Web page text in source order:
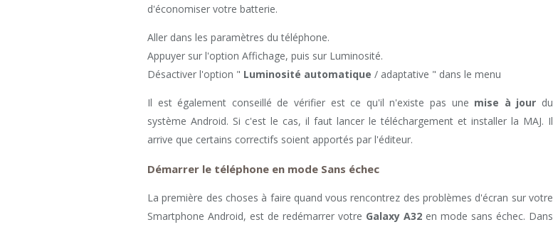
d'économiser votre batterie.
Aller dans les paramètres du téléphone.
Appuyer sur l'option Affichage, puis sur Luminosité.
Désactiver l'option " Luminosité automatique / adaptative " dans le menu
Il est également conseillé de vérifier est ce qu'il n'existe pas une mise à jour du
système Android. Si c'est le cas, il faut lancer le téléchargement et installer la MAJ. Il
arrive que certains correctifs soient apportés par l'éditeur.
Démarrer le téléphone en mode Sans échec
La première des choses à faire quand vous rencontrez des problèmes d'écran sur votre
Smartphone Android, est de redémarrer votre Galaxy A32 en mode sans échec. Dans